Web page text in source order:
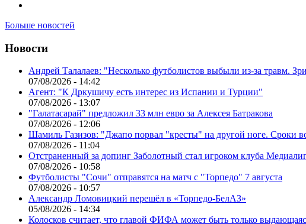
Больше новостей
Новости
Андрей Талалаев: "Несколько футболистов выбыли из-за травм.
07/08/2026 - 14:42
Агент: "К Дркушичу есть интерес из Испании и Турции"
07/08/2026 - 13:07
"Галатасарай" предложил 33 млн евро за Алексея Батракова
07/08/2026 - 12:06
Шамиль Газизов: "Джапо порвал "кресты" на другой ноге. Сроки
07/08/2026 - 11:04
Отстраненный за допинг Заболотный стал игроком клуба
07/08/2026 - 10:58
Футболисты "Сочи" отправятся на матч с "Торпедо" 7 августа
07/08/2026 - 10:57
Александр Ломовицкий перешёл в «Торпедо-БелАЗ»
05/08/2026 - 14:34
Колосков считает, что главой ФИФА может быть только